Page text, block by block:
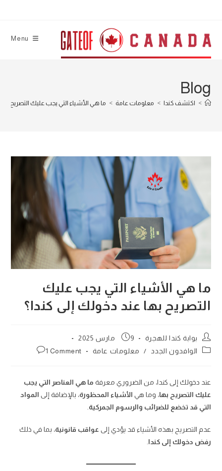
Menu
Blog
> اكتشف كندا > معلومات عامة > ما هي الأشياء التي يجب عليك التصريح
ما هي الأشياء التي يجب عليك
التصريح بها عند دخولك إلى كندا؟
Post
author:
بوابة كندا للهجرة
Post
9 مارس 2025
Postالوافدون الجدد / معلومات عامة
Post
1 Comment
عند دخولك إلى كندا، من الضروري معرفة ما هي العناصر التي يجب
عليك التصريح بها، وما هي الأشياء المحظورة، بالإضافة إلى المواد
التي قد تخضع للضرائب والرسوم الجمركية
عدم التصريح بهذه الأشياء قد يؤدي إلى عواقب قانونية، بما في ذلك
رفض دخولك إلى كندا